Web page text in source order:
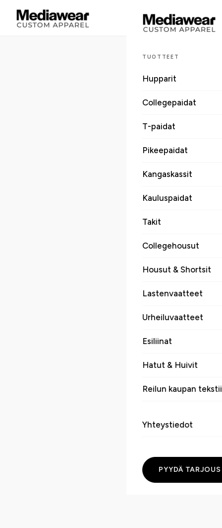
TUOTTEET
Hupparit
Collegepaidat
T-paidat
Pikeepaidat
Kangaskassit
Kauluspaidat
Takit
Collegehousut
Housut & Shortsit
Lastenvaatteet
Urheiluvaatteet
Esiliinat
Hatut & Huivit
Reilun kaupan
Yhteystiedot
PYYDÄ TARJOUS